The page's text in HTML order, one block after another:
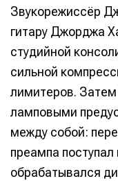
Звукорежиссёр
гитару Джорджа
студийной
сильной
лимитеров.
ламповыми
между собой:
преампа
обрабатывался